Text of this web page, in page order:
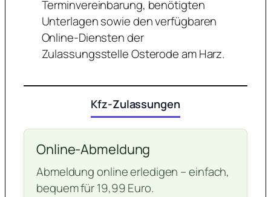
Terminvereinbarung, benötigten
Unterlagen sowie den verfügbaren
Online-Diensten der
Zulassungsstelle Osterode am Harz.
Kfz-Zulassungen
Online-Abmeldung
Abmeldung online erledigen – einfach,
bequem für 19,99 Euro.